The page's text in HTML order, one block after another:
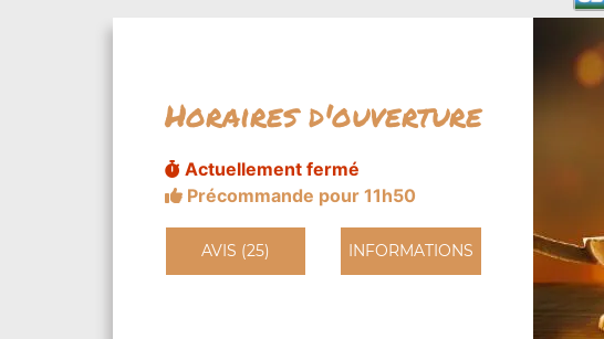
Horaires d'ouverture
Actuellement fermé
Précommande pour 11h50
AVIS (25) INFORMATIONS